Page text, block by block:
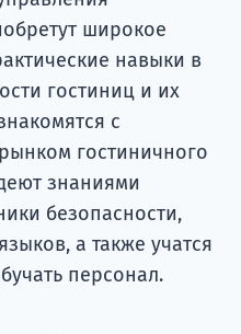
широкое
навыки в
гостиниц и их
с
гостиничного
знаниями
безопасности,
а также учатся
персонал.